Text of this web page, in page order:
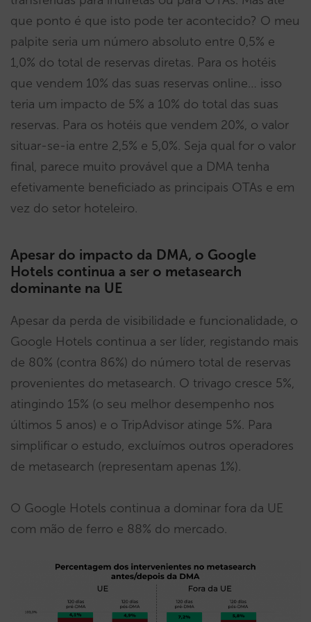
que ponto é que isto pode ter acontecido? O meu
palpite seria um número absoluto entre 0,5% e
1,0% do total de reservas diretas. Para os hotéis
que vendem 10% das suas reservas online… isso
teria um impacto de 5% a 10% do total das suas
reservas. Para os hotéis que vendem 20%, o valor
situar-se-ia entre 2,5% e 5,0%. Seja qual for o valor
final, parece muito provável que a DMA tenha
efetivamente beneficiado as principais OTAs e em
vez do setor hoteleiro.
Apesar do impacto da DMA, o Google
Hotels continua a ser o metasearch
dominante na UE
Apesar da perda de visibilidade e funcionalidade, o
Google Hotels continua a ser líder, registando mais
de 80% (contra 86%) do número total de reservas
provenientes do metasearch. O trivago cresce 5%,
atingindo 15% (o seu melhor desempenho nos
últimos 5 anos) e o TripAdvisor atinge 5%. Para
simplificar o estudo, excluímos outros operadores
de metasearch (representam apenas 1%).
O Google Hotels continua a dominar fora da UE
com mão de ferro e 88% do mercado.